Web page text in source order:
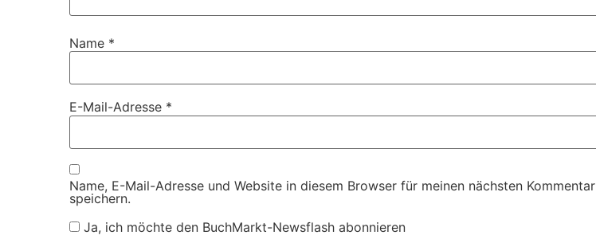
Name *
E-Mail-Adresse *
Name, E-Mail-Adresse und Website in diesem Browser für meinen nächsten Kommentar
speichern.
Ja, ich möchte den BuchMarkt-Newsflash abonnieren